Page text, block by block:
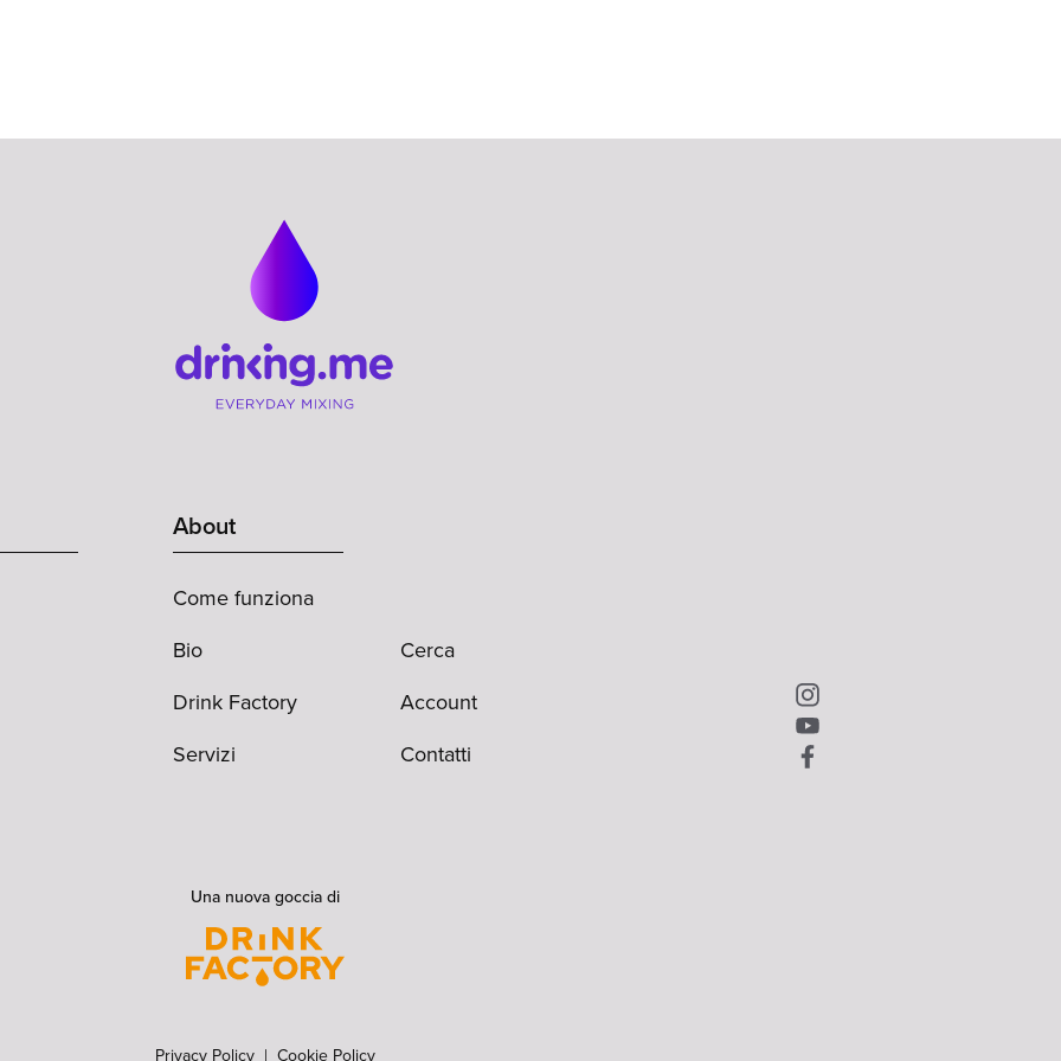
About
Come funziona
Bio
Drink Factory
Servizi
Cerca
Account
Contatti
Una nuova goccia di
Privacy Policy | Cookie Policy